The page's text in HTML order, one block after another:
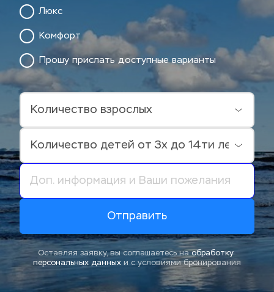
Люкс
Комфорт
Прошу прислать доступные варианты
Отправить
Оставляя заявку, вы соглашаетесь на обработку
персональных данных и с условиями бронирования